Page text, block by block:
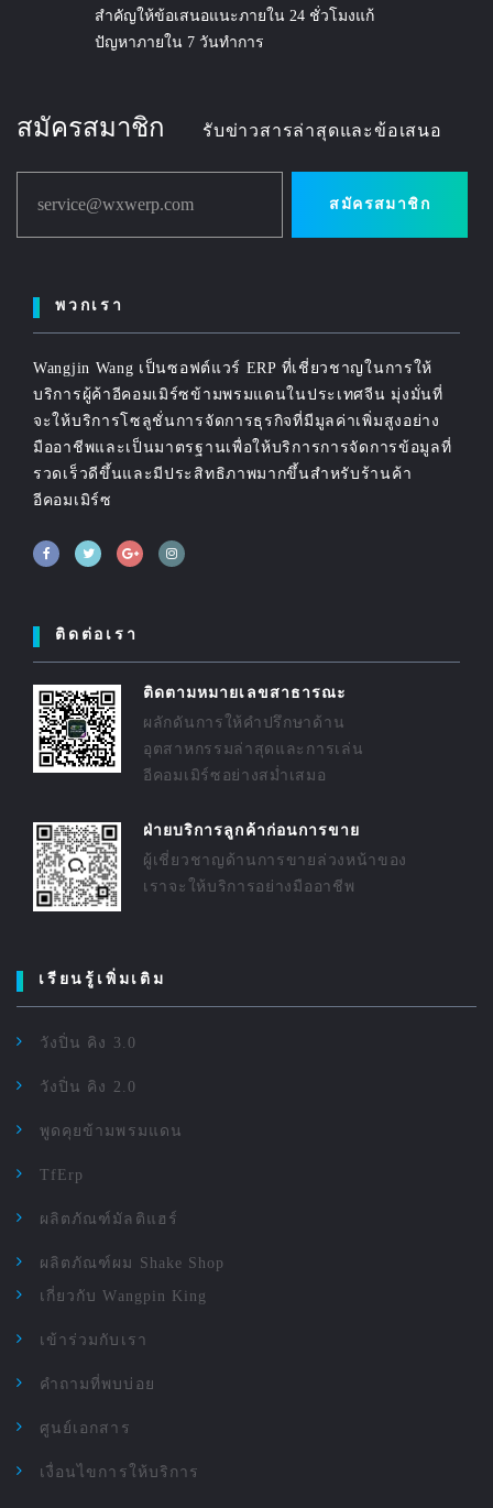
สำคัญให้ข้อเสนอแนะภายใน 24 ชั่วโมงแก้
ปัญหาภายใน 7 วันทำการ
สมัครสมาชิก รับข่าวสารล่าสุดและข้อเสนอ
service@wxwerp.com สมัครสมาชิก
พวกเรา
Wangjin Wang เป็นซอฟต์แวร์ ERP ที่เชี่ยวชาญในการให้
บริการผู้ค้าอีคอมเมิร์ซข้ามพรมแดนในประเทศจีน มุ่งมั่นที่
จะให้บริการโซลูชั่นการจัดการธุรกิจที่มีมูลค่าเพิ่มสูงอย่าง
มืออาชีพและเป็นมาตรฐานเพื่อให้บริการการจัดการข้อมูลที่
รวดเร็วดีขึ้นและมีประสิทธิภาพมากขึ้นสำหรับร้านค้า
อีคอมเมิร์ซ
ติดต่อเรา
ติดตามหมายเลขสาธารณะ
ผลักดันการให้คำปรึกษาด้าน
อุตสาหกรรมล่าสุดและการเล่น
อีคอมเมิร์ซอย่างสม่ำเสมอ
ฝ่ายบริการลูกค้าก่อนการขาย
ผู้เชี่ยวชาญด้านการขายล่วงหน้าของ
เราจะให้บริการอย่างมืออาชีพ
เรียนรู้เพิ่มเติม
วังปิ่น คิง 3.0
วังปิ่น คิง 2.0
พูดคุยข้ามพรมแดน
TfErp
ผลิตภัณฑ์มัลติแฮร์
ผลิตภัณฑ์ผม Shake Shop
เกี่ยวกับ Wangpin King
เข้าร่วมกับเรา
คำถามที่พบบ่อย
ศูนย์เอกสาร
เงื่อนไขการให้บริการ